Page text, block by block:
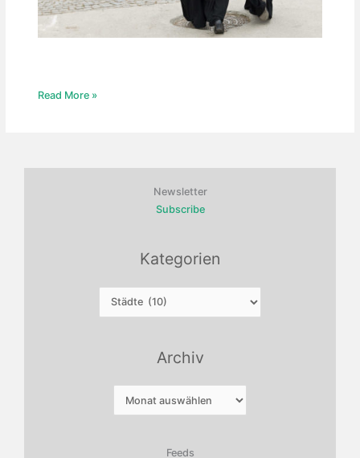
Istanbul
Read More »
Newsletter
Subscribe
Kategorien
Kategorien
Archiv
Feeds